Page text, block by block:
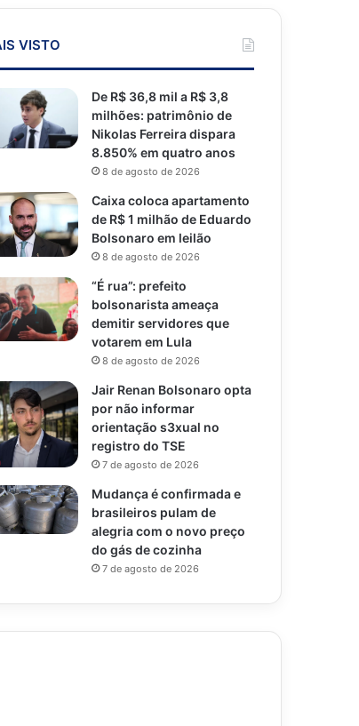
VISTO
De R$ 36,8 mil a R$ 3,8
milhões: patrimônio de
Nikolas Ferreira dispara
8.850% em quatro anos
8 de agosto de 2026
Caixa coloca apartamento
de R$ 1 milhão de Eduardo
Bolsonaro em leilão
8 de agosto de 2026
“É rua”: prefeito
bolsonarista ameaça
demitir servidores que
votarem em Lula
8 de agosto de 2026
Jair Renan Bolsonaro opta
por não informar
orientação s3xual no
registro do TSE
7 de agosto de 2026
Mudança é confirmada e
brasileiros pulam de
alegria com o novo preço
do gás de cozinha
7 de agosto de 2026